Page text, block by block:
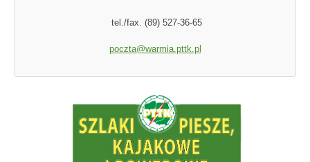
tel./fax. (89) 527-36-65
poczta@warmia.pttk.pl